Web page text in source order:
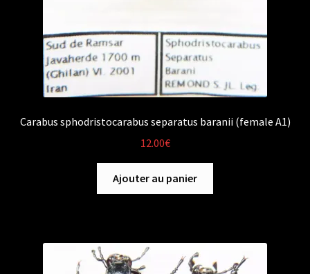
Carabus sphodristocarabus separatus baranii (female A1)
12.00€
Ajouter au panier